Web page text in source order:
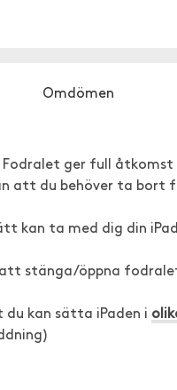
Omdömen
Fodralet ger full
att du behöver ta bort
kan ta med dig din
stänga/öppna
kan sätta iPaden i